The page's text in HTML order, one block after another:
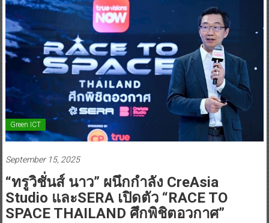
Green ICT
September 15, 2025
“ทรูวิชั่นส์ นาว” ผนึกกำลัง CreAsia
Studio และSERA เปิดตัว “RACE TO
SPACE THAILAND ศึกพิชิตอวกาศ”